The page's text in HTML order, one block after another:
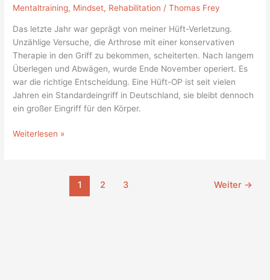
Mentaltraining, Mindset, Rehabilitation /Thomas Frey
Das letzte Jahr war geprägt von meiner Hüft-Verletzung.
Unzählige Versuche, die Arthrose mit einer konservativen
Therapie in den Griff zu bekommen, scheiterten. Nach langem
Überlegen und Abwägen, wurde Ende November operiert. Es
war die richtige Entscheidung. Eine Hüft-OP ist seit vielen
Jahren ein Standardeingriff in Deutschland, sie bleibt dennoch
ein großer Eingriff für den Körper.
Weiterlesen »
1 2 3 Weiter →